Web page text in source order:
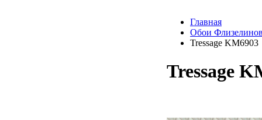
Главная
Обои
Tressage KM6903
Tressage